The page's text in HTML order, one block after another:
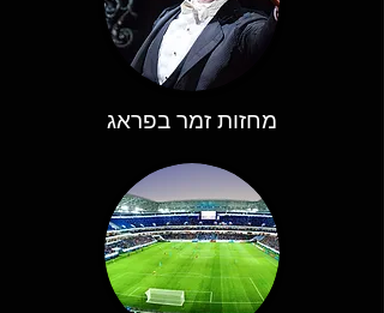
מחזות זמר בפראג